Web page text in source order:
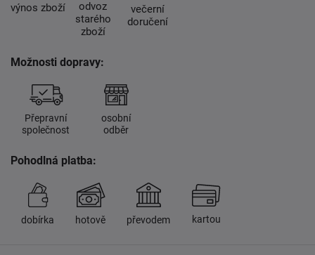
výnos zboží
odvoz
starého
zboží
večerní
doručení
Možnosti dopravy:
Přepravní
společnost
osobní
odběr
Pohodlná platba:
dobírka hotově převodem kartou